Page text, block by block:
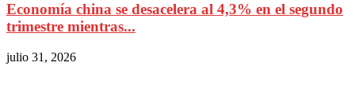
Economía china se desacelera al 4,3% en el segundo
trimestre mientras...
julio 31, 2026